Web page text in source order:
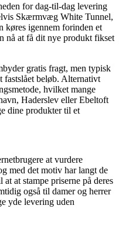
for dag-til-dag levering
Skærmvæg White Tunnel,
køres igennem forinden et
nå at få dit nye produkt fikset
gratis fragt, men typisk
fastslået beløb. Alternativt
hvilket mange
Haderslev eller Ebeltoft
dine produkter til et
at vurdere
med det motiv har langt de
at stampe priserne på deres
også til damer og herrer
yde levering uden